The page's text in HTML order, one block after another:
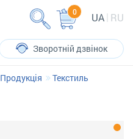
UA RU
0
Зворотній дзвінок
Продукція Текстиль